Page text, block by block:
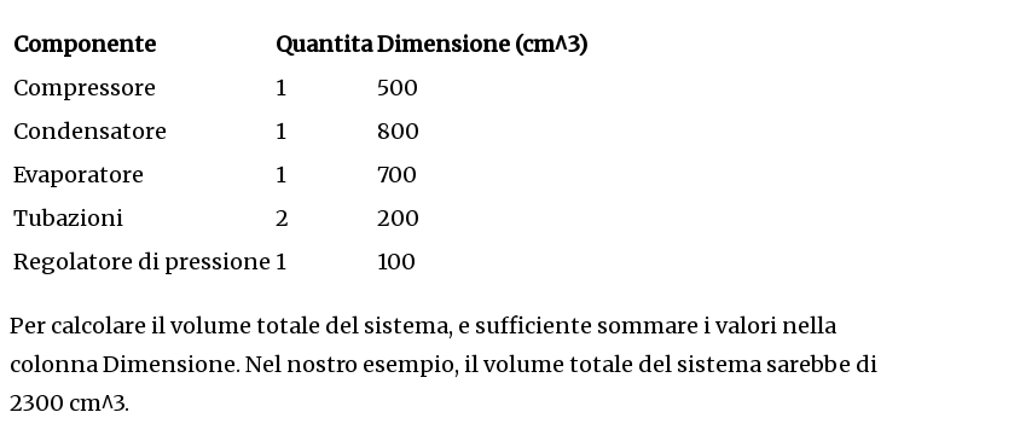
Componente QuantitaDimensione (cm^3)
Compressore
1
500
Condensatore
1
800
Evaporatore
1
700
Tubazioni
2
200
Regolatore di pressione 1 100
Per calcolare il volume totale del sistema, e sufficiente sommare i valori nella
colonna Dimensione. Nel nostro esempio, il volume totale del sistema sarebbe di
2300 cm^3.